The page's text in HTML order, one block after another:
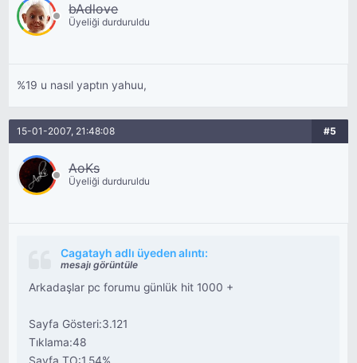
bAdlove
Üyeliği durduruldu
%19 u nasıl yaptın yahuu,
15-01-2007, 21:48:08 #5
AoKs
Üyeliği durduruldu
Cagatayh adlı üyeden alıntı:
mesajı görüntüle
Arkadaşlar pc forumu günlük hit 1000 +
Sayfa Gösteri:3.121
Tıklama:48